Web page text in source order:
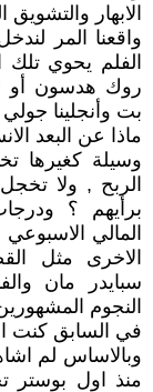
الابهار
واقعنا المر
الفلم يحوي
روك هدسون أو
بت وأنجلينا
ماذا عن البعد
وسيلة كغيرها
الربح , ولا
برأيهم ؟
المالي
الاخرى مثل
سبايدر مان
النجوم
في السابق كنت
وبالاساس لم